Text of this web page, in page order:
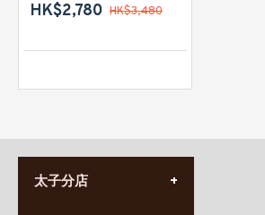
HK$2,780 HK$3,480
太子分店